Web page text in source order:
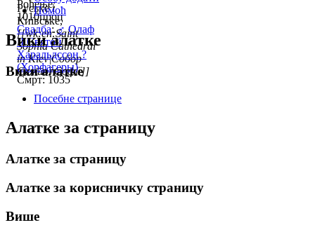
Руське і
Київське,
[[wk:en:Saint
Sophia Cathedral
in Kiev|Собор
Святої Софії]]
Рођење:
1010проц
Свадба:♂ Олаф
II Святой
Харальдссон ?
(Хорфагеры)
Смрт: 1035
Помоћ
Вики алатке
Вики алатке
Посебне странице
Алатке за страницу
Алатке за страницу
Алатке за корисничку страницу
Више